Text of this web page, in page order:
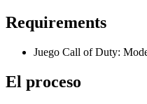
Requirements
Juego Call of Duty:
El proceso